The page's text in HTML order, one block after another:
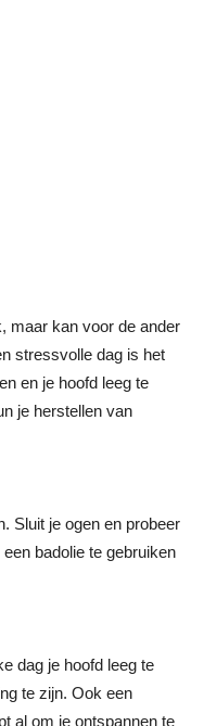
maar kan voor de ander
stressvolle dag is het
en je hoofd leeg te
je herstellen van
Sluit je ogen en probeer
badolie te gebruiken
dag je hoofd leeg te
te zijn. Ook een
al om je ontspannen te